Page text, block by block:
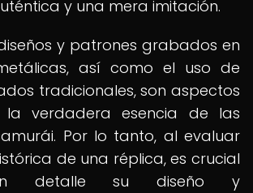
y una mera imitación.
y patrones grabados en
así como el uso de
tradicionales, son aspectos
la verdadera esencia de las
Por lo tanto, al evaluar
de una réplica, es crucial
detalle su diseño y